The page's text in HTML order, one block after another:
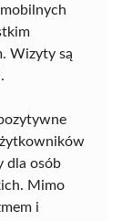
Wizyty są
dla osób
Mimo
i